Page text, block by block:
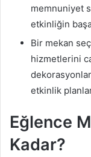
memnuniyet
etkinliğin
Bir mekan
hizmetlerini
etkinlik
Eğlence
Kadar?